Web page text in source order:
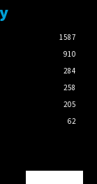
1587
910
284
258
205
62